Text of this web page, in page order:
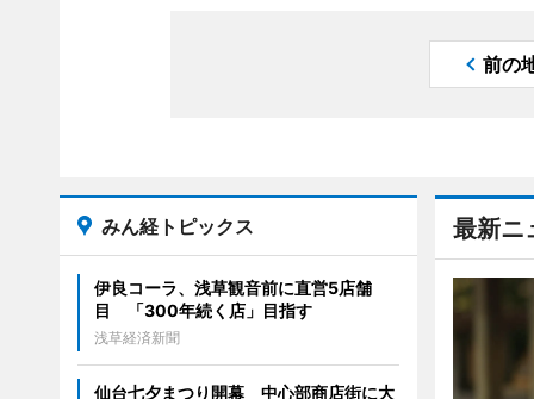
前の
最新ニ
みん経トピックス
伊良コーラ、浅草観音前に直営5店舗
目 「300年続く店」目指す
浅草経済新聞
仙台七夕まつり開幕 中心部商店街に大